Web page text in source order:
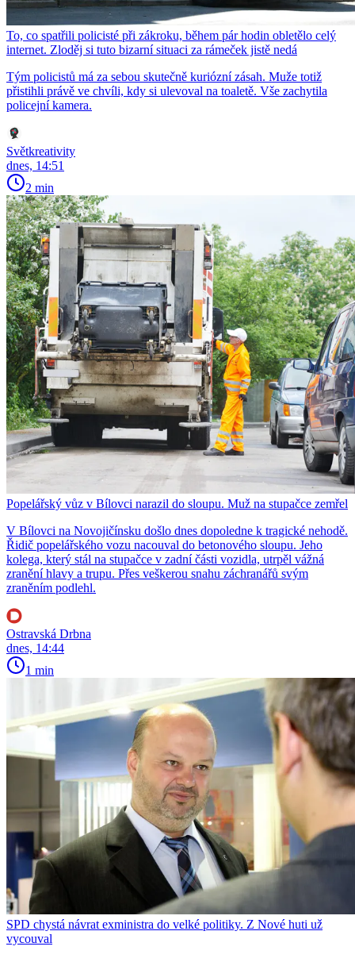
To, co spatřili policisté při zákroku, během pár hodin obletělo celý
internet. Zloděj si tuto bizarní situaci za rámeček jistě nedá
Tým policistů má za sebou skutečně kuriózní zásah. Muže totiž
přistihli právě ve chvíli, kdy si ulevoval na toaletě. Vše zachytila
policejní kamera.
Světkreativity
dnes, 14:51
2 min
Popelářský vůz v Bílovci narazil do sloupu. Muž na stupačce zemřel
V Bílovci na Novojičínsku došlo dnes dopoledne k tragické nehodě.
Řidič popelářského vozu nacouval do betonového sloupu. Jeho
kolega, který stál na stupačce v zadní části vozidla, utrpěl vážná
zranění hlavy a trupu. Přes veškerou snahu záchranářů svým
zraněním podlehl.
Ostravská Drbna
dnes, 14:44
1 min
SPD chystá návrat exministra do velké politiky. Z Nové huti už
vycouval